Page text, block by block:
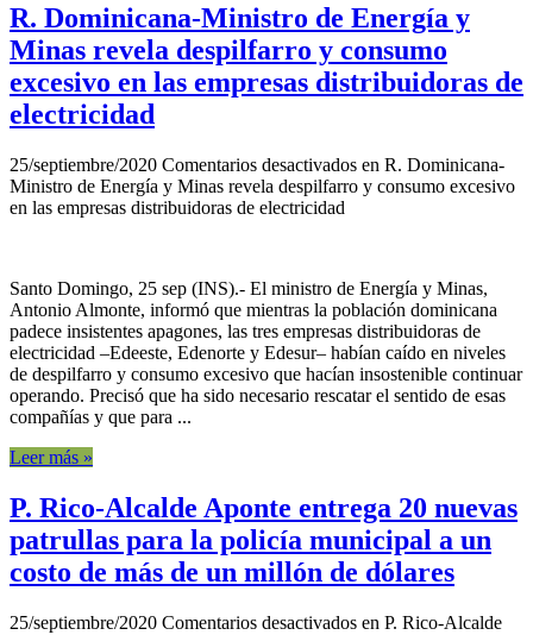
R. Dominicana-Ministro de Energía y
Minas revela despilfarro y consumo
excesivo en las empresas distribuidoras de
electricidad
25/septiembre/2020 Comentarios desactivados en R. Dominicana-
Ministro de Energía y Minas revela despilfarro y consumo excesivo
en las empresas distribuidoras de electricidad
Santo Domingo, 25 sep (INS).- El ministro de Energía y Minas,
Antonio Almonte, informó que mientras la población dominicana
padece insistentes apagones, las tres empresas distribuidoras de
electricidad –Edeeste, Edenorte y Edesur– habían caído en niveles
de despilfarro y consumo excesivo que hacían insostenible continuar
operando. Precisó que ha sido necesario rescatar el sentido de esas
compañías y que para ...
Leer más »
P. Rico-Alcalde Aponte entrega 20 nuevas
patrullas para la policía municipal a un
costo de más de un millón de dólares
25/septiembre/2020 Comentarios desactivados en P. Rico-Alcalde